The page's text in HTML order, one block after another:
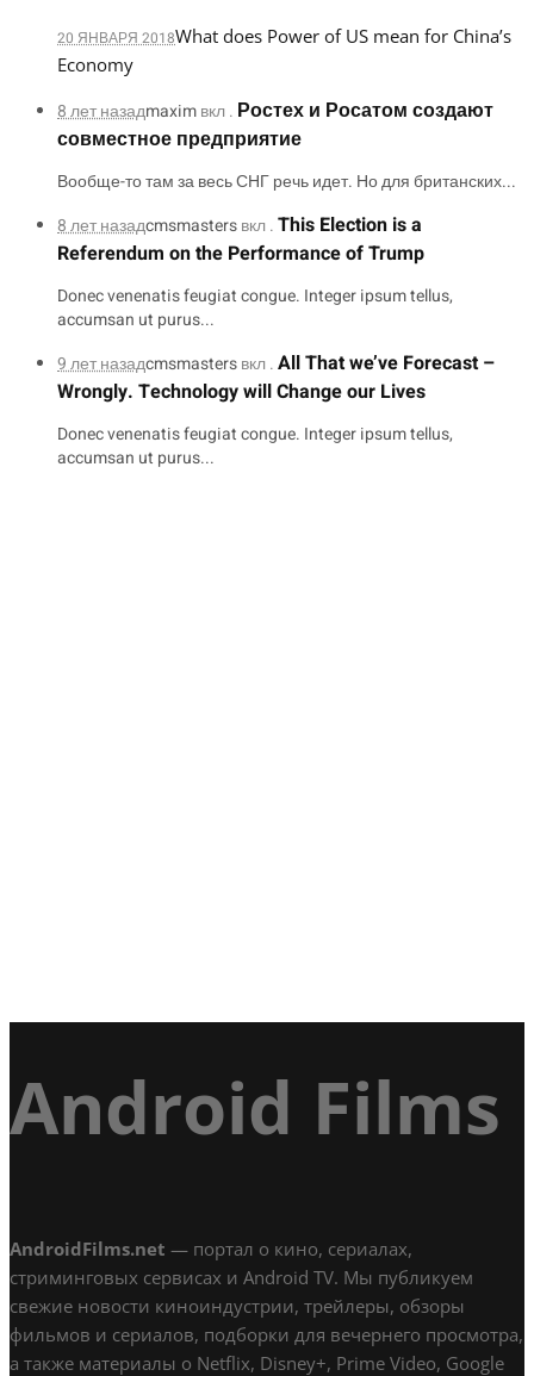
20 ЯНВАРЯ 2018What does Power of US mean for China’s
Economy
8 лет назадmaximвкл . Ростех и Росатом создают
совместное предприятие
Вообще-то там за весь СНГ речь идет. Но для британских...
8 лет назадcmsmastersвкл .This Election is a
Referendum on the Performance of Trump
Donec venenatis feugiat congue. Integer ipsum tellus,
accumsan ut purus...
9 лет назадcmsmastersвкл .All That we’ve Forecast –
Wrongly. Technology will Change our Lives
Donec venenatis feugiat congue. Integer ipsum tellus,
accumsan ut purus...
Android Films
AndroidFilms.net — портал о кино, сериалах,
стриминговых сервисах и Android TV. Мы публикуем
свежие новости киноиндустрии, трейлеры, обзоры
фильмов и сериалов, подборки для вечернего просмотра,
а также материалы о Netflix, Disney+, Prime Video, Google